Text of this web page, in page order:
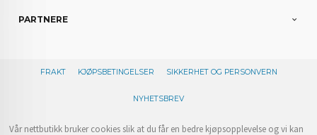
PARTNERE
FRAKT KJØPSBETINGELSER SIKKERHET OG PERSONVERN
NYHETSBREV
Vår nettbutikk bruker cookies slik at du får en bedre kjøpsopplevelse og vi kan